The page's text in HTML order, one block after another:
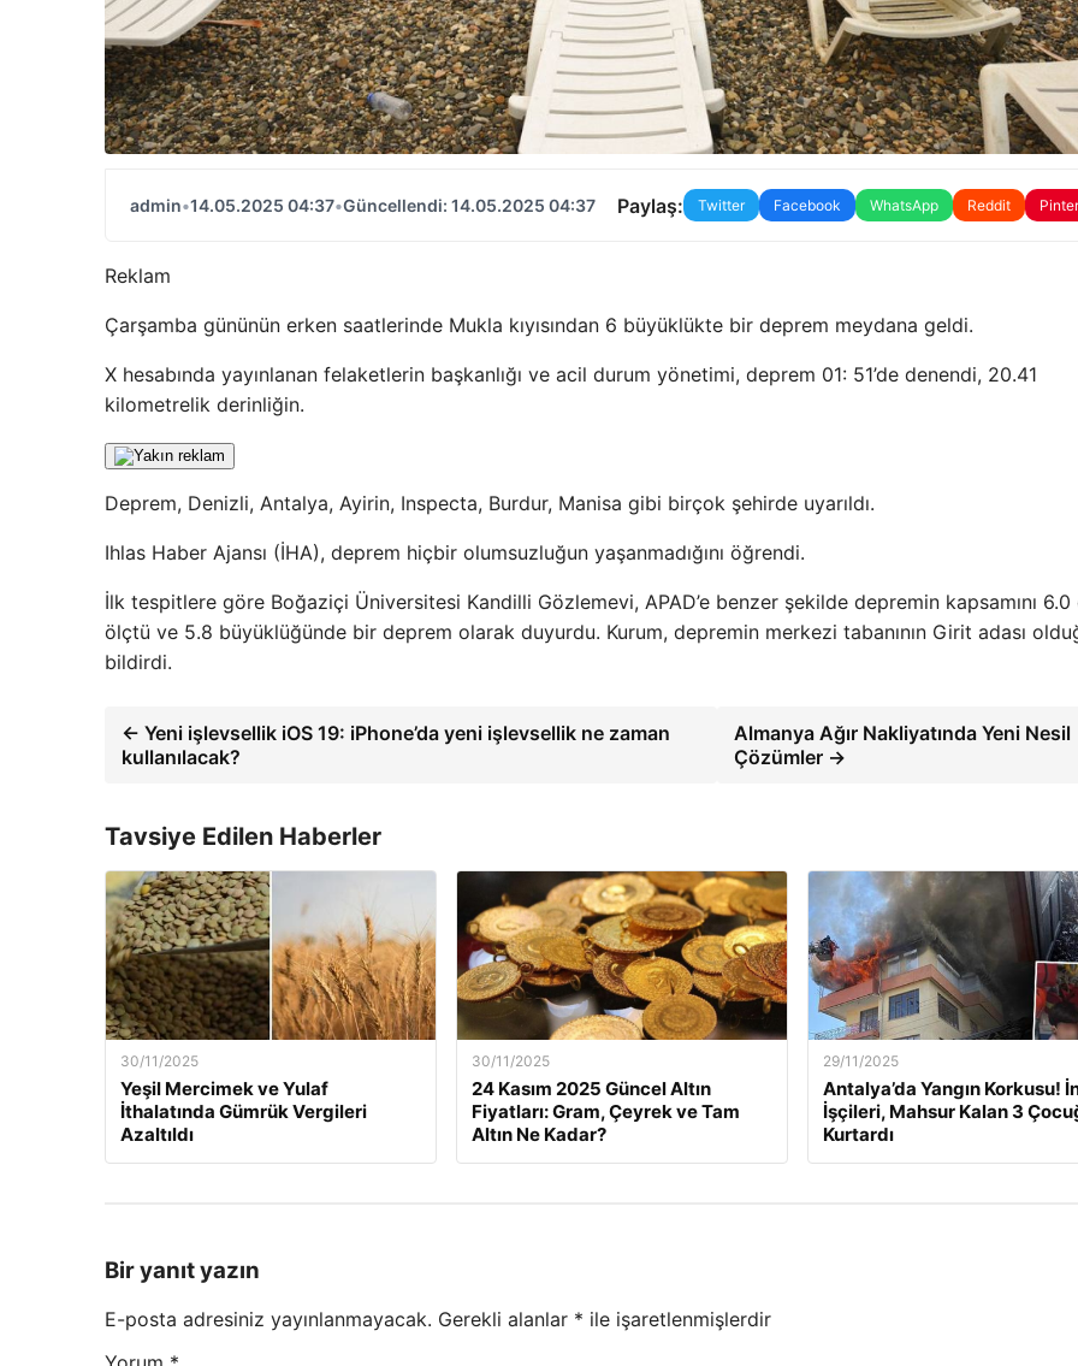
admin•14.05.2025 04:37•Güncellendi: 14.05.2025 04:37 Paylaş: Twitter Facebook WhatsApp Reddit
Reklam
Çarşamba gününün erken saatlerinde Mukla kıyısından 6 büyüklükte bir deprem meydana geldi.
X hesabında yayınlanan felaketlerin başkanlığı ve acil durum yönetimi, deprem 01: 51’de denendi, 20.41
kilometrelik derinliğin.
Deprem, Denizli, Antalya, Ayirin, Inspecta, Burdur, Manisa gibi birçok şehirde uyarıldı.
Ihlas Haber Ajansı (İHA), deprem hiçbir olumsuzluğun yaşanmadığını öğrendi.
İlk tespitlere göre Boğaziçi Üniversitesi Kandilli Gözlemevi, APAD’e benzer şekilde depremin kapsamını
ölçtü ve 5.8 büyüklüğünde bir deprem olarak duyurdu. Kurum, depremin merkezi tabanının Girit adası
bildirdi.
← Yeni işlevsellik iOS 19: iPhone’da yeni işlevsellik ne zaman
kullanılacak?
Almanya Ağır Nakliyatında Yeni Nesil
Çözümler →
Tavsiye Edilen Haberler
30/11/2025
Yeşil Mercimek ve Yulaf
İthalatında Gümrük Vergileri
Azaltıldı
30/11/2025
24 Kasım 2025 Güncel Altın
Fiyatları: Gram, Çeyrek ve Tam
Altın Ne Kadar?
29/11/2025
Antalya’da Yangın Korkusu!
İşçileri, Mahsur Kalan 3
Kurtardı
Bir yanıt yazın
E-posta adresiniz yayınlanmayacak. Gerekli alanlar * ile işaretlenmişlerdir